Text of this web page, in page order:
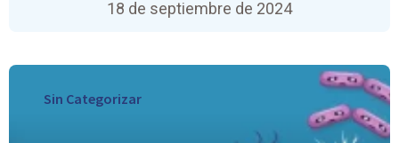
18 de septiembre de 2024
Sin Categorizar